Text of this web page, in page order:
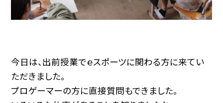
今日は、出前授業でｅスポーツに関わる方に来てい
ただきました。
プロゲーマーの方に直接質問もできました。